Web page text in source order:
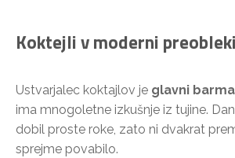
Koktejli v moderni preobleki
Ustvarjalec koktajlov je glavni
ima mnogoletne izkušnje iz tujine.
dobil proste roke, zato ni dvakrat
sprejme povabilo.